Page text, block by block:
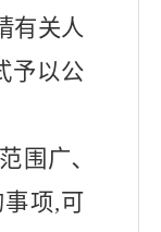
有关人
予以公
围广､
项,可